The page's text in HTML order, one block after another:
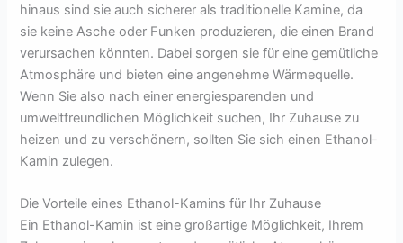
hinaus sind sie auch sicherer als traditionelle Kamine, da
sie keine Asche oder Funken produzieren, die einen Brand
verursachen könnten. Dabei sorgen sie für eine gemütliche
Atmosphäre und bieten eine angenehme Wärmequelle.
Wenn Sie also nach einer energiesparenden und
umweltfreundlichen Möglichkeit suchen, Ihr Zuhause zu
heizen und zu verschönern, sollten Sie sich einen Ethanol-
Kamin zulegen.
Die Vorteile eines Ethanol-Kamins für Ihr Zuhause
Ein Ethanol-Kamin ist eine großartige Möglichkeit, Ihrem